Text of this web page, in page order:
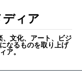
ィア
文化、アート、ビジ
なるものを取り上げ
ア。